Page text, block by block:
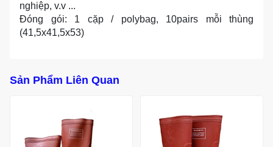
nghiệp, v.v ...
Đóng gói: 1 cặp / polybag, 10pairs mỗi thùng
(41,5x41,5x53)
Sản Phẩm Liên Quan